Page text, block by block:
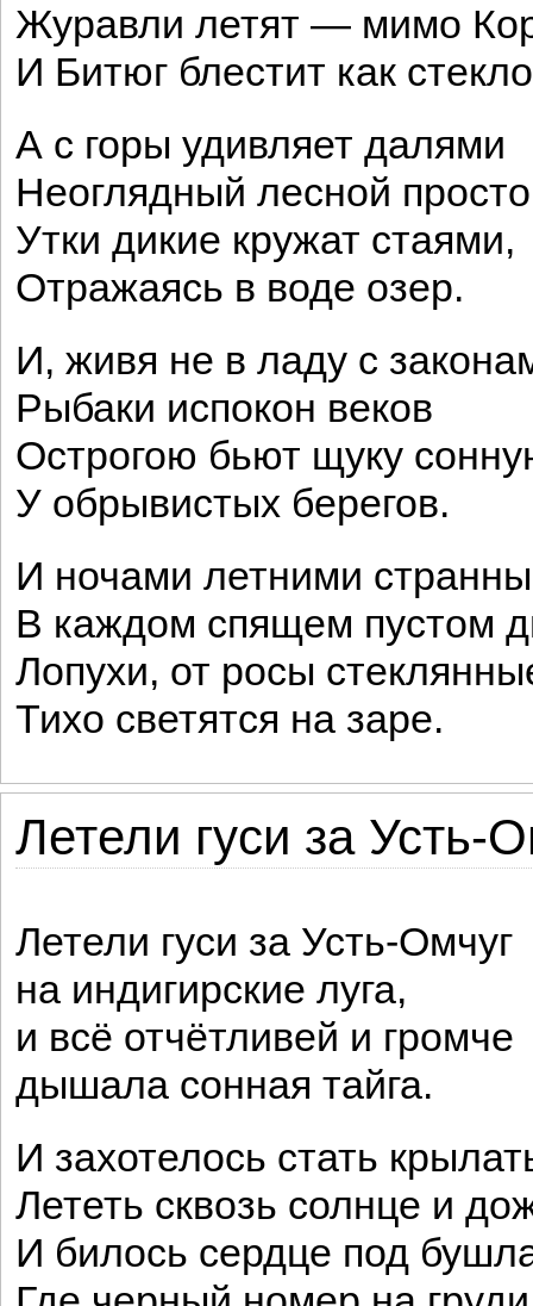
Журавли летят — мимо
И Битюг блестит как
А с горы удивляет далями
Неоглядный лесной
Утки дикие кружат стаями,
Отражаясь в воде озер.
И, живя не в ладу с
Рыбаки испокон веков
Острогою бьют щуку
У обрывистых берегов.
И ночами летними
В каждом спящем пустом
Лопухи, от росы
Тихо светятся на заре.
Летели гуси за Усть-
Летели гуси за Усть-Омчуг
на индигирские луга,
и всё отчётливей и громче
дышала сонная тайга.
И захотелось стать
Лететь сквозь солнце и
И билось сердце под